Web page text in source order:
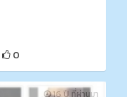
0
16 ปี ที่ผ่านมา